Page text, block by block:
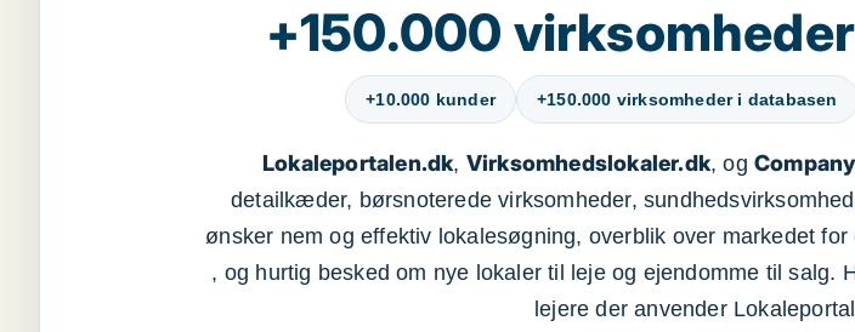
+150.000
+10.000 kunder +150.000 virksomheder i databasen
Lokaleportalen.dk, Virksomhedslokaler.dk, og
detailkæder, børsnoterede virksomheder,
ønsker nem og effektiv lokalesøgning, overblik over markedet
, og hurtig besked om nye lokaler til leje og ejendomme til salg.
lejere der anvender